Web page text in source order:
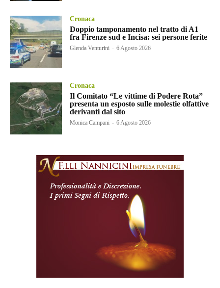
Cronaca
Doppio tamponamento nel tratto di A1
fra Firenze sud e Incisa: sei persone ferite
Glenda Venturini - 6 Agosto 2026
Cronaca
Il Comitato “Le vittime di Podere Rota”
presenta un esposto sulle molestie olfattive
derivanti dal sito
Monica Campani - 6 Agosto 2026